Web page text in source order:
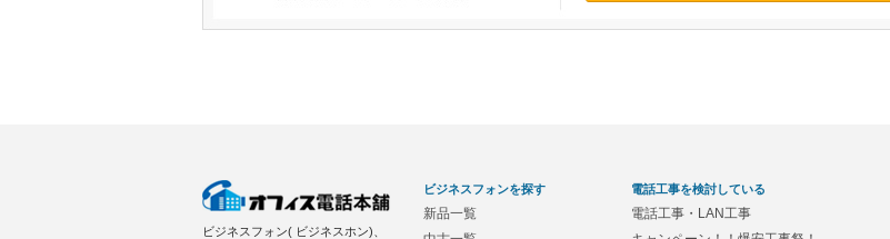
ビジネスフォン( ビジネスホン)、
ビジネスフォンを探す
新品一覧
電話工事を検討している
電話工事・LAN工事